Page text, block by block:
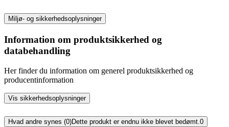
Miljø- og sikkerhedsoplysninger
Information om produktsikkerhed og
databehandling
Her finder du information om generel produktsikkerhed og
producentinformation
Vis sikkerhedsoplysninger
Hvad andre synes (0)Dette produkt er endnu ikke blevet bedømt.0